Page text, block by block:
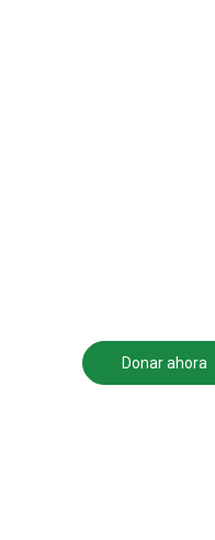
Donar ahora